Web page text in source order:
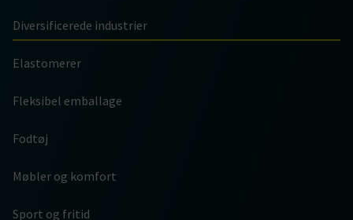
Diversificerede industrier
Elastomerer
Fleksibel emballage
Fodtøj
Møbler og komfort
Sport og fritid